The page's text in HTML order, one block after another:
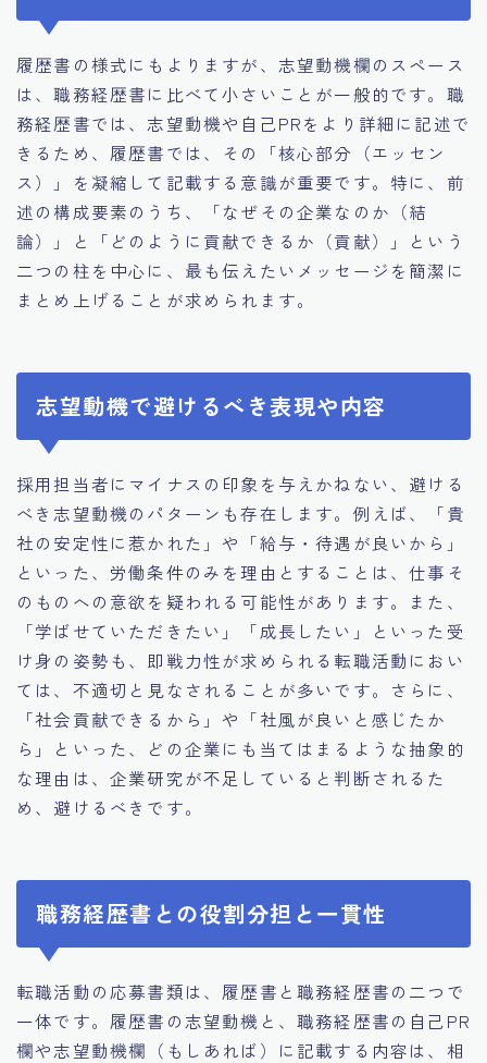
履歴書の様式にもよりますが、志望動機欄のスペース
は、職務経歴書に比べて小さいことが一般的です。職
務経歴書では、志望動機や自己PRをより詳細に記述で
きるため、履歴書では、その「核心部分（エッセン
ス）」を凝縮して記載する意識が重要です。特に、前
述の構成要素のうち、「なぜその企業なのか（結
論）」と「どのように貢献できるか（貢献）」という
二つの柱を中心に、最も伝えたいメッセージを簡潔に
まとめ上げることが求められます。
志望動機で避けるべき表現や内容
採用担当者にマイナスの印象を与えかねない、避ける
べき志望動機のパターンも存在します。例えば、「貴
社の安定性に惹かれた」や「給与・待遇が良いから」
といった、労働条件のみを理由とすることは、仕事そ
のものへの意欲を疑われる可能性があります。また、
「学ばせていただきたい」「成長したい」といった受
け身の姿勢も、即戦力性が求められる転職活動におい
ては、不適切と見なされることが多いです。さらに、
「社会貢献できるから」や「社風が良いと感じたか
ら」といった、どの企業にも当てはまるような抽象的
な理由は、企業研究が不足していると判断されるた
め、避けるべきです。
職務経歴書との役割分担と一貫性
転職活動の応募書類は、履歴書と職務経歴書の二つで
一体です。履歴書の志望動機と、職務経歴書の自己PR
欄や志望動機欄（もしあれば）に記載する内容は、相